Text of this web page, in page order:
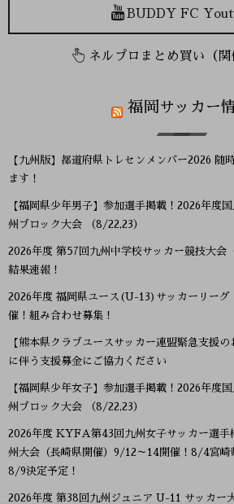
BUDDY FC
ネルプロまとめ買い（関
福岡サッカー
【九州版】都道府県トレセンメンバー2026 随
ます！
【福岡県少年男子】参加選手掲載！2026年度
州ブロック大会 （8/22,23）
2026年度 第57回九州中学校サッカー競技大会
結果速報！
2026年度 福岡県ユース(U-13)サッカーリー
催！組み合わせ募集！
【熊本県クラブユースサッカー連盟緊急支援
に伴う支援募金にご協力ください
【福岡県少年女子】参加選手掲載！2026年度
州ブロック大会 （8/22,23）
2026年度 KYFA第43回九州女子サッカー選手
州大会（長崎県開催）9/12～14開催！8/4宮崎
8/9決定予定！
2026年度 第38回九州ジュニア U-11 サッカー